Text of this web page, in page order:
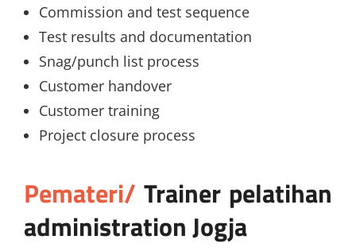
Commission and test sequence
Test results and documentation
Snag/punch list process
Customer handover
Customer training
Project closure process
Pemateri/ Trainer pelatihan
administration Jogja